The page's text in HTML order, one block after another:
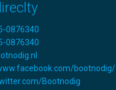
0876340
0876340
bootnodig/
Bootnodig